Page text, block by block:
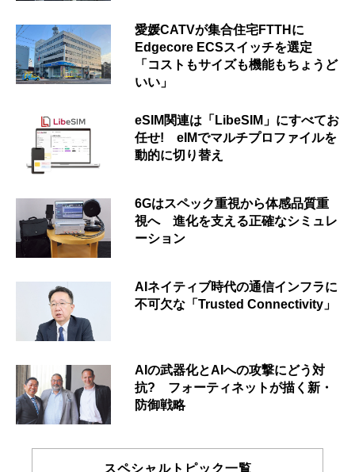
愛媛CATVが集合住宅FTTHに
Edgecore ECSスイッチを選定
「コストもサイズも機能もちょうど
いい」
eSIM関連は「LibeSIM」にすべてお
任せ! eIMでマルチプロファイルを
動的に切り替え
6Gはスペック重視から体感品質重
視へ 進化を支える正確なシミュレ
ーション
AIネイティブ時代の通信インフラに
不可欠な「Trusted Connectivity」
AIの武器化とAIへの攻撃にどう対
抗? フォーティネットが描く新・
防御戦略
スペシャルトピック一覧